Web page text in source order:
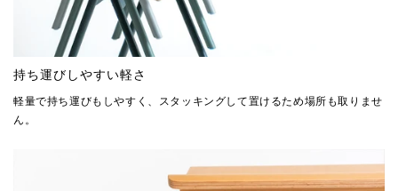
持ち運びしやすい軽さ
軽量で持ち運びもしやすく、スタッキングして置けるため場所も取りませ
ん。